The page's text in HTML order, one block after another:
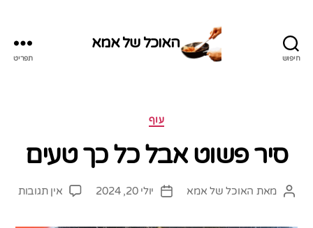
חיפוש
האוכל של אמא
תפריט
קטגוריותעוף
סיר פשוט אבל כל כך טעים
המחבר
מאת האוכל של אמא
תאריך
יולי 20, 2024 אין תגובות